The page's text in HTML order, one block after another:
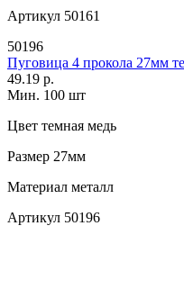
Артикул 50161
50196
Пуговица 4 прокола 27мм
49.19 р.
Мин. 100 шт
Цвет темная медь
Размер 27мм
Материал металл
Артикул 50196